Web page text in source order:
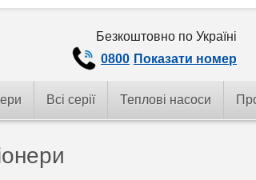
Безкоштовно по Україні
0800 Показати номер
Всі серії Теплові насоси